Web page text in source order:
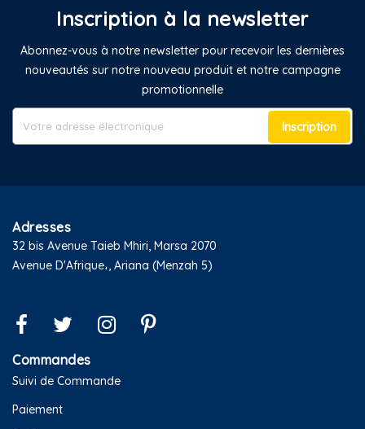
Inscription à la newsletter
Abonnez-vous à notre newsletter pour recevoir les dernières
nouveautés sur notre nouveau produit et notre campagne
promotionnelle
Inscription
Adresses
32 bis Avenue Taieb Mhiri, Marsa 2070
Avenue D'Afrique،, Ariana (Menzah 5)
Commandes
Suivi de Commande
Paiement